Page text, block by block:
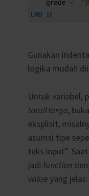
grade <-
END IF
Gunakan
logika mudah
Untuk variabel,
totalHarga,
eksplisit,
asumsi tipe
teks input”.
jadi function
value yang jelas: